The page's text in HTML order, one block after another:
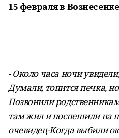
15 февраля в
- Около часа ночи
Думали, топится печка,
Позвонили
там жил и поспешили на
очевидец-Когда выбили